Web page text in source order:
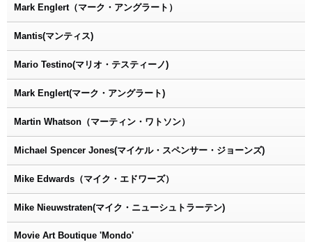
Mark Englert（マーク・アングラート）
Mantis(マンティス)
Mario Testino(マリオ・テスティーノ)
Mark Englert(マーク・アングラート)
Martin Whatson（マーティン・ワトソン）
Michael Spencer Jones(マイケル・スペンサー・ジョーンズ)
Mike Edwards（マイク・エドワーズ）
Mike Nieuwstraten(マイク・ニューシュトラーテン)
Movie Art Boutique 'Mondo'